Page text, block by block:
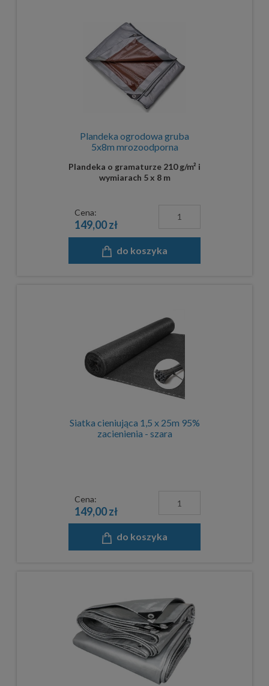
Plandeka ogrodowa gruba
5x8m mrozoodporna
Plandeka o gramaturze 210 g/m² i
wymiarach 5 x 8 m
Cena:
149,00 zł
do koszyka
Siatka cieniująca 1,5 x 25m 95%
zacienienia - szara
Cena:
149,00 zł
do koszyka